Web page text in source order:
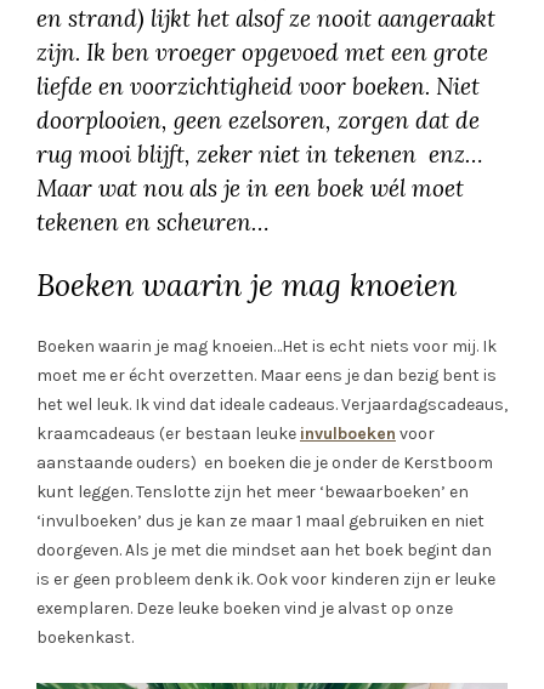
en strand) lijkt het alsof ze nooit aangeraakt
zijn. Ik ben vroeger opgevoed met een grote
liefde en voorzichtigheid voor boeken. Niet
doorplooien, geen ezelsoren, zorgen dat de
rug mooi blijft, zeker niet in tekenen enz…
Maar wat nou als je in een boek wél moet
tekenen en scheuren…
Boeken waarin je mag knoeien
Boeken waarin je mag knoeien…Het is echt niets voor mij. Ik
moet me er écht overzetten. Maar eens je dan bezig bent is
het wel leuk. Ik vind dat ideale cadeaus. Verjaardagscadeaus,
kraamcadeaus (er bestaan leuke invulboeken voor
aanstaande ouders) en boeken die je onder de Kerstboom
kunt leggen. Tenslotte zijn het meer ‘bewaarboeken’ en
‘invulboeken’ dus je kan ze maar 1 maal gebruiken en niet
doorgeven. Als je met die mindset aan het boek begint dan
is er geen probleem denk ik. Ook voor kinderen zijn er leuke
exemplaren. Deze leuke boeken vind je alvast op onze
boekenkast.